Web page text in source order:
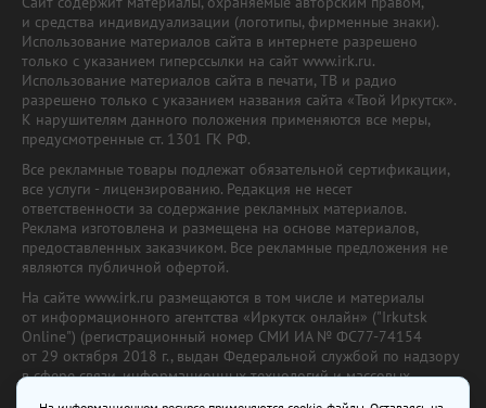
и средства индивидуализации (логотипы, фирменные знаки).
Использование материалов сайта в интернете разрешено
только с указанием гиперссылки на сайт www.irk.ru.
Использование материалов сайта в печати, ТВ и радио
разрешено только с указанием названия сайта «Твой Иркутск».
К нарушителям данного положения применяются все меры,
предусмотренные ст. 1301 ГК РФ.
Все рекламные товары подлежат обязательной сертификации,
все услуги - лицензированию. Редакция не несет
ответственности за содержание рекламных материалов.
Реклама изготовлена и размещена на основе материалов,
предоставленных заказчиком. Все рекламные предложения не
являются публичной офертой.
На сайте www.irk.ru размещаются в том числе и материалы
от информационного агентства «Иркутск онлайн» ("Irkutsk
Online") (регистрационный номер СМИ ИА № ФС77-74154
от 29 октября 2018 г., выдан Федеральной службой по надзору
в сфере связи, информационных технологий и массовых